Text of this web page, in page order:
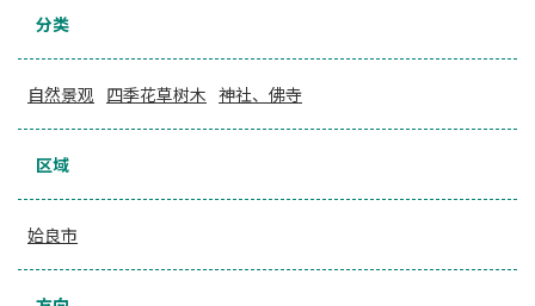
分类
自然景观 四季花草树木 神社、佛寺
区域
姶良市